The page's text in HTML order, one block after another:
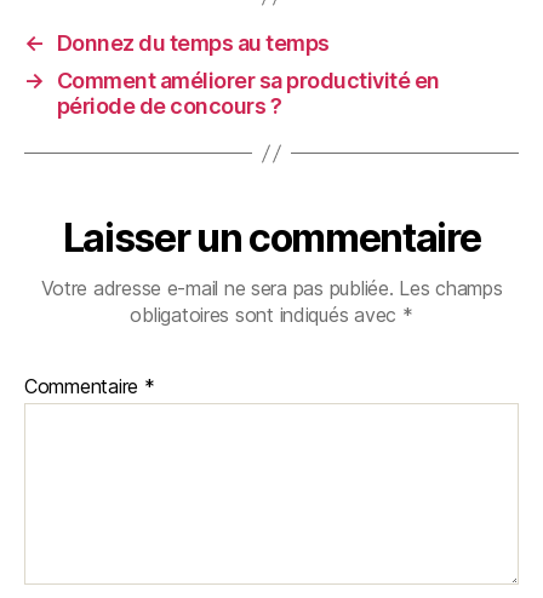
←
Donnez du temps au temps
→
Comment améliorer sa productivité en
période de concours ?
Laisser un commentaire
Votre adresse e-mail ne sera pas publiée. Les champs
obligatoires sont indiqués avec *
Commentaire *